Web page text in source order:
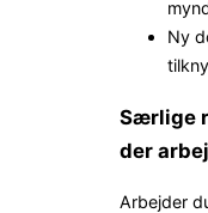
Ny
Særlige
der
Arbejder